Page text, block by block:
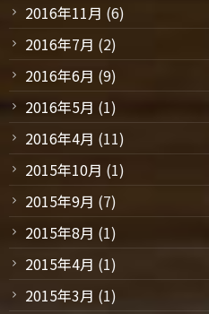
2016年11月 (6)
2016年7月 (2)
2016年6月 (9)
2016年5月 (1)
2016年4月 (11)
2015年10月 (1)
2015年9月 (7)
2015年8月 (1)
2015年4月 (1)
2015年3月 (1)